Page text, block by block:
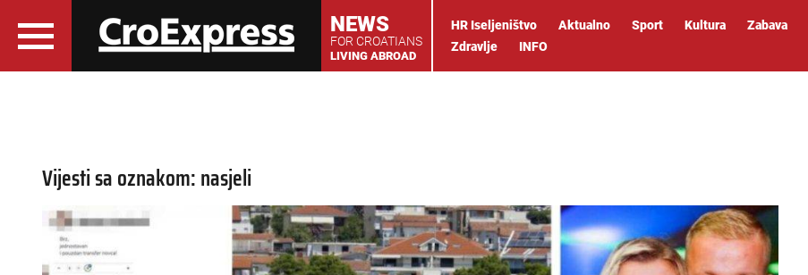
NEWS
FOR CROATIANS
LIVING ABROAD
HR Iseljeništvo Aktualno Sport Kultura Zabava
Zdravlje
INFO
Vijesti sa oznakom: nasjeli